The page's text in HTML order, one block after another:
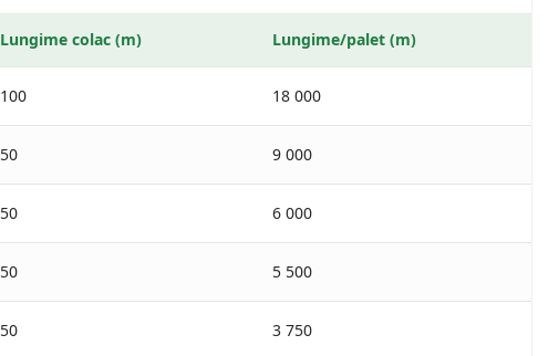
Lungime colac (m) Lungime/palet (m)
100 18 000
50 9 000
50 6 000
50 5 500
50 3 750